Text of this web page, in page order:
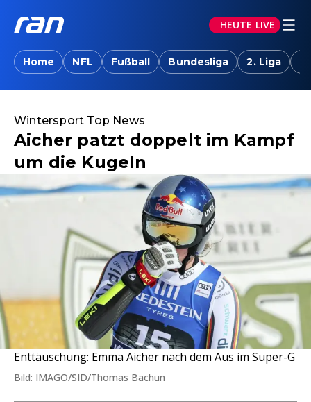
HEUTE LIVE
Home NFL Fußball Bundesliga 2. Liga
Wintersport Top News
Aicher patzt doppelt im Kampf
um die Kugeln
Enttäuschung: Emma Aicher nach dem Aus im Super-G
Bild: IMAGO/SID/Thomas Bachun